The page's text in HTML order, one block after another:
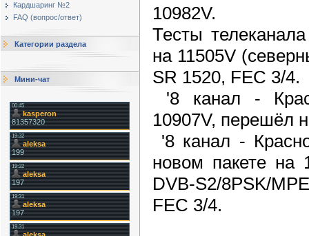
Кардшаринг №2
FAQ (вопрос/ответ)
Категории раздела
Мини-чат
10982V.
Тесты
на 11505V
SR 1520, FEC 3/4.
'8 канал -
10907V, перешёл
'8 канал -
новом пакете на
DVB-S2/8PSK/
FEC 3/4.